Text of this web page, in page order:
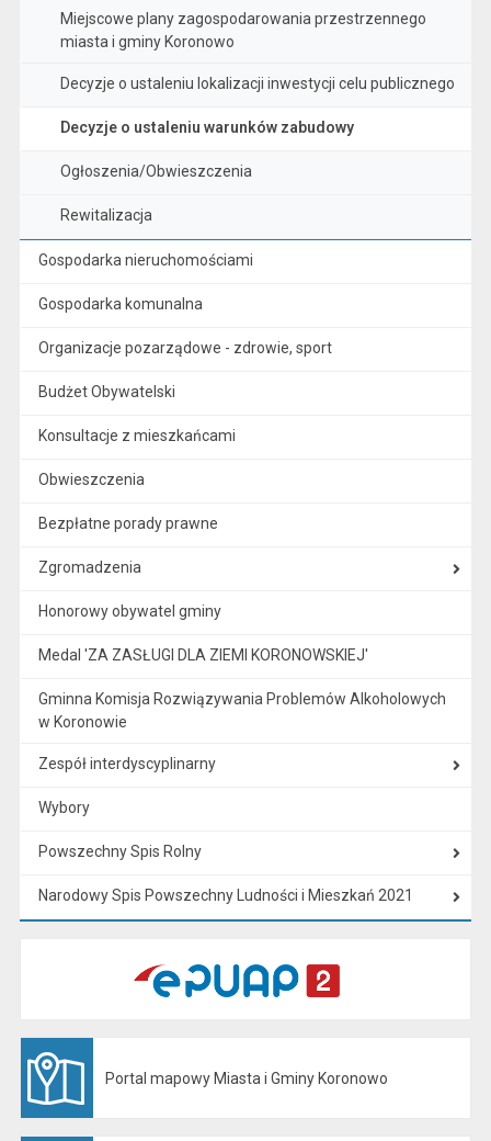
Miejscowe plany zagospodarowania przestrzennego
miasta i gminy Koronowo
Decyzje o ustaleniu lokalizacji inwestycji celu publicznego
Decyzje o ustaleniu warunków zabudowy
Ogłoszenia/Obwieszczenia
Rewitalizacja
Gospodarka nieruchomościami
Gospodarka komunalna
Organizacje pozarządowe - zdrowie, sport
Budżet Obywatelski
Konsultacje z mieszkańcami
Obwieszczenia
Bezpłatne porady prawne
Zgromadzenia
Honorowy obywatel gminy
Medal 'ZA ZASŁUGI DLA ZIEMI KORONOWSKIEJ'
Gminna Komisja Rozwiązywania Problemów Alkoholowych
w Koronowie
Zespół interdyscyplinarny
Wybory
Powszechny Spis Rolny
Narodowy Spis Powszechny Ludności i Mieszkań 2021
Portal mapowy Miasta i Gminy Koronowo